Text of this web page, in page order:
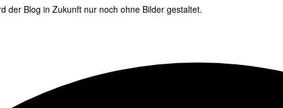
der Blog in Zukunft nur noch ohne Bilder gestaltet.